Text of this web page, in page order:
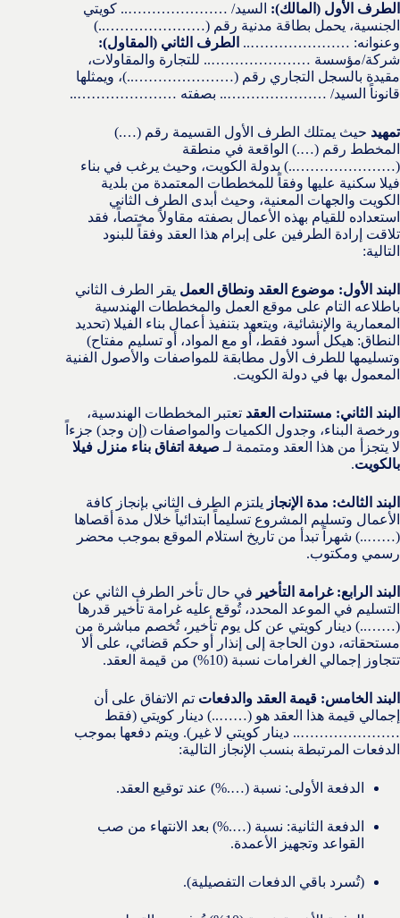
الطرف الأول (المالك): السيد/ ………………….. كويتي
الجنسية، يحمل بطاقة مدنية رقم (…………………..)
وعنوانه: ………………….. الطرف الثاني (المقاول):
شركة/مؤسسة ………………….. للتجارة والمقاولات،
مقيدة بالسجل التجاري رقم (…………………..)، ويمثلها
قانوناً السيد/ ………………….. بصفته …………………..
تمهيد حيث يمتلك الطرف الأول القسيمة رقم (….)
المخطط رقم (….) الواقعة في منطقة
(…………………..) بدولة الكويت، وحيث يرغب في بناء
فيلا سكنية عليها وفقاً للمخططات المعتمدة من بلدية
الكويت والجهات المعنية، وحيث أبدى الطرف الثاني
استعداده للقيام بهذه الأعمال بصفته مقاولاً مختصاً، فقد
تلاقت إرادة الطرفين على إبرام هذا العقد وفقاً للبنود
التالية:
البند الأول: موضوع العقد ونطاق العمل يقر الطرف الثاني
باطلاعه التام على موقع العمل والمخططات الهندسية
المعمارية والإنشائية، ويتعهد بتنفيذ أعمال بناء الفيلا (تحديد
النطاق: هيكل أسود فقط، أو مع المواد، أو تسليم مفتاح)
وتسليمها للطرف الأول مطابقة للمواصفات والأصول الفنية
المعمول بها في دولة الكويت.
البند الثاني: مستندات العقد تعتبر المخططات الهندسية،
ورخصة البناء، وجدول الكميات والمواصفات (إن وجد) جزءاً
لا يتجزأ من هذا العقد ومتممة لـ صيغة اتفاق بناء منزل فيلا
بالكويت.
البند الثالث: مدة الإنجاز يلتزم الطرف الثاني بإنجاز كافة
الأعمال وتسليم المشروع تسليماً ابتدائياً خلال مدة أقصاها
(……..) شهراً تبدأ من تاريخ استلام الموقع بموجب محضر
رسمي ومكتوب.
البند الرابع: غرامة التأخير في حال تأخر الطرف الثاني عن
التسليم في الموعد المحدد، تُوقع عليه غرامة تأخير قدرها
(……..) دينار كويتي عن كل يوم تأخير، تُخصم مباشرة من
مستحقاته، دون الحاجة إلى إنذار أو حكم قضائي، على ألا
تتجاوز إجمالي الغرامات نسبة (10%) من قيمة العقد.
البند الخامس: قيمة العقد والدفعات تم الاتفاق على أن
إجمالي قيمة هذا العقد هو (……..) دينار كويتي (فقط
………………….. دينار كويتي لا غير). ويتم دفعها بموجب
الدفعات المرتبطة بنسب الإنجاز التالية:
الدفعة الأولى: نسبة (….%) عند توقيع العقد.
الدفعة الثانية: نسبة (….%) بعد الانتهاء من صب
القواعد وتجهيز الأعمدة.
(تُسرد باقي الدفعات التفصيلية).